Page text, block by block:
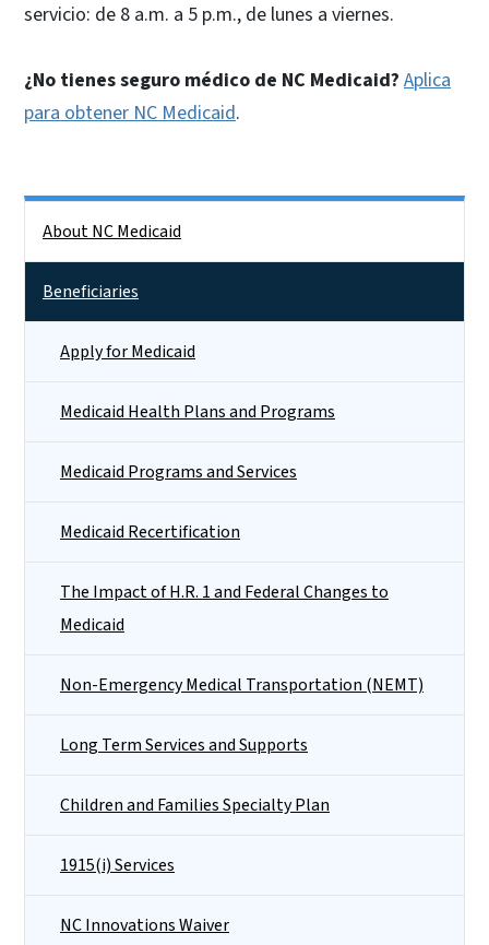
servicio: de 8 a.m. a 5 p.m., de lunes a viernes.
¿No tienes seguro médico de NC Medicaid? Aplica
para obtener NC Medicaid.
About NC Medicaid
Beneficiaries
Apply for Medicaid
Medicaid Health Plans and Programs
Medicaid Programs and Services
Medicaid Recertification
The Impact of H.R. 1 and Federal Changes to
Medicaid
Non-Emergency Medical Transportation (NEMT)
Long Term Services and Supports
Children and Families Specialty Plan
1915(i) Services
NC Innovations Waiver